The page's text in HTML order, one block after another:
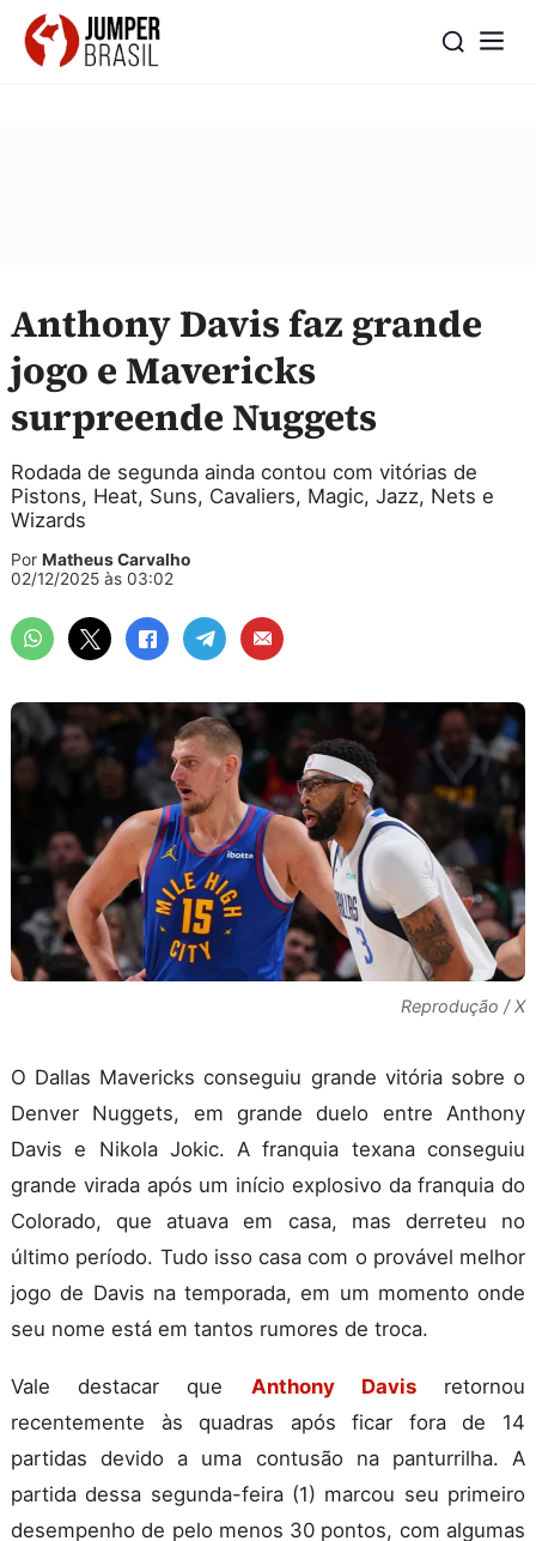
Anthony Davis faz grande
jogo e Mavericks
surpreende Nuggets
Rodada de segunda ainda contou com vitórias de
Pistons, Heat, Suns, Cavaliers, Magic, Jazz, Nets e
Wizards
Por Matheus Carvalho
02/12/2025 às 03:02
Reprodução / X
O Dallas Mavericks conseguiu grande vitória sobre o
Denver Nuggets, em grande duelo entre Anthony
Davis e Nikola Jokic. A franquia texana conseguiu
grande virada após um início explosivo da franquia do
Colorado, que atuava em casa, mas derreteu no
último período. Tudo isso casa com o provável melhor
jogo de Davis na temporada, em um momento onde
seu nome está em tantos rumores de troca.
Vale destacar que Anthony Davisretornou
recentemente às quadras após ficar fora de 14
partidas devido a uma contusão na panturrilha. A
partida dessa segunda-feira (1) marcou seu primeiro
desempenho de pelo menos 30 pontos, com algumas